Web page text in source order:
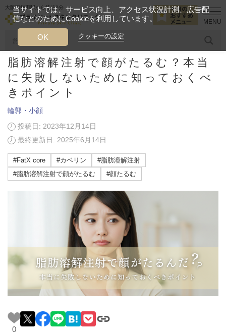
大阪西梅田駅から徒歩2分
人気のワード 糸リフト ヒアルロン酸 リジュランアイ
プライベートスキンクリニックが
選ばれる理由
クリニックについて
施術症例
初めての方へ
美容ブログ 輪郭・小顔 脂肪溶解注射で顔がたるむ？本
脂肪溶解注射で顔がたるむ？本当
に失敗しないために知っておくべ
きポイント
輪郭・小顔
投稿日: 2023年12月14日
最終更新日: 2025年6月14日
#FatX core #カベリン
#脂肪溶解注射
#脂肪溶解注射で顔がたるむ
#顔たるむ
0
当サイトでは、サービス向上、アクセス状況計測、広告配
信などのためにCookieを利用しています。
クッキーの設定
OK